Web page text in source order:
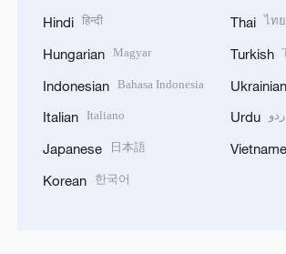
Hindi हिन्दी
Hungarian Magyar
Indonesian Bahasa Indonesia
Italian Italiano
Japanese 日本語
Korean 한국어
Thai ไทย
Turkish
Ukrainian
Urdu